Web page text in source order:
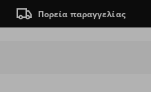
Πορεία παραγγελίας